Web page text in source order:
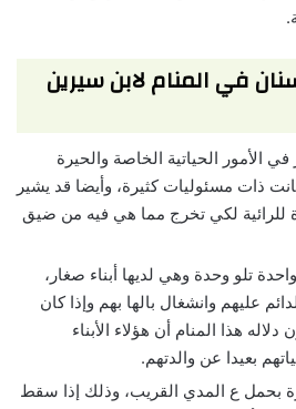
في المنام لابن سيرين
الأمور الحياتية الخاصة والحيرة
ذات مسئوليات كثيرة، وأيضا قد يشير
للرائية لكي تخرج مما هي فيه من ضيق
تلو وحدة وهي لديها أبناء صغار،
عليهم وانشغال بالها بهم وإذا كان
دلاله هذا المنام أن هؤلاء الأبناء
بعيدا عن والدتهم.
بحمل ع المدي القريب، وذلك إذا سقط